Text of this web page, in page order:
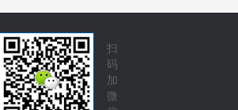
扫
码
加
微